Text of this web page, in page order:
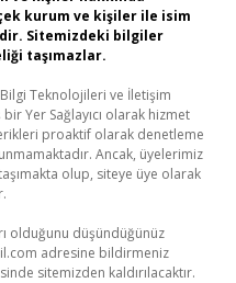
kurum ve kişiler ile isim
Sitemizdeki bilgiler
taşımazlar.
Bilgi Teknolojileri ve İletişim
Yer Sağlayıcı olarak hizmet
proaktif olarak denetleme
Ancak, üyelerimiz
olup, siteye üye olarak
olduğunu düşündüğünüz
adresine bildirmeniz
sitemizden kaldırılacaktır.